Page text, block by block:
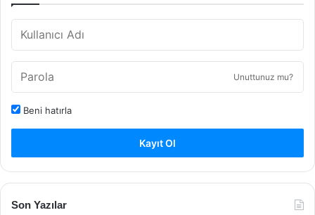
Unuttunuz mu?
Beni hatırla
Kayıt Ol
Son Yazılar